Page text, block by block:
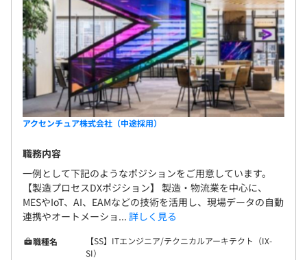
アクセンチュア株式会社（中途採用）
職務内容
一例として下記のようなポジションをご用意しています。
【製造プロセスDXポジション】 製造・物流業を中心に、
MESやIoT、AI、EAMなどの技術を活用し、現場データの自動
連携やオートメーショ... 詳しく見る
職種名
【SS】ITエンジニア/テクニカルアーキテクト（IX-
SI）